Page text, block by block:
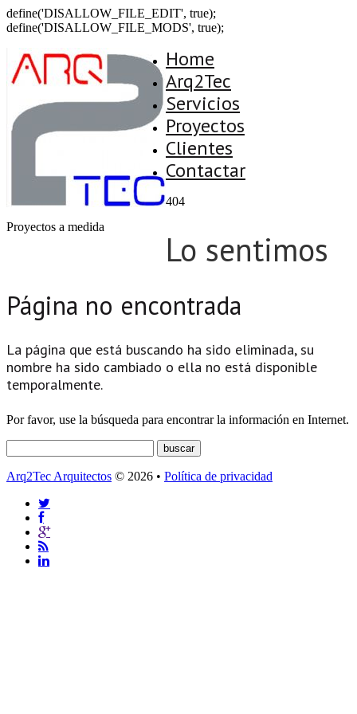
define('DISALLOW_FILE_EDIT', true);
define('DISALLOW_FILE_MODS', true);
Proyectos a medida
Home
Arq2Tec
Servicios
Proyectos
Clientes
Contactar
404
Lo sentimos
Página no encontrada
La página que está buscando ha sido eliminada, su
nombre ha sido cambiado o ella no está disponible
temporalmente.
Por favor, use la búsqueda para encontrar la información en Internet.
Arq2Tec Arquitectos © 2026 • Política de privacidad